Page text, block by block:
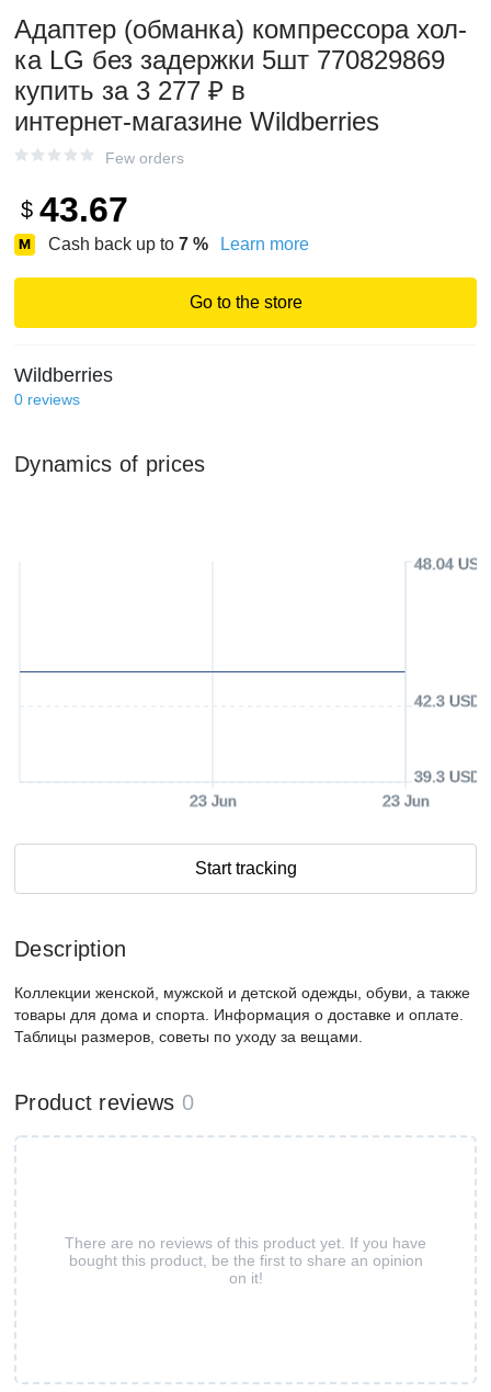
Адаптер (обманка) компрессора хол-
ка LG без задержки 5шт 770829869
купить за 3 277 ₽ в
интернет‑магазине Wildberries
Few orders
$ 43.67
Cash back up to 7 % Learn more
Go to the store
Wildberries
0 reviews
Dynamics of prices
23 Jun 23 Jun
39.3 USD
42.3 USD
48.04 USD
Start tracking
Description
Коллекции женской, мужской и детской одежды, обуви, а также
товары для дома и спорта. Информация о доставке и оплате.
Таблицы размеров, советы по уходу за вещами.
Product reviews 0
There are no reviews of this product yet. If you have
bought this product, be the first to share an opinion
on it!